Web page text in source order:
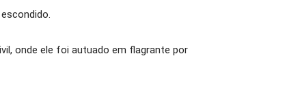
onde ele foi autuado em flagrante por